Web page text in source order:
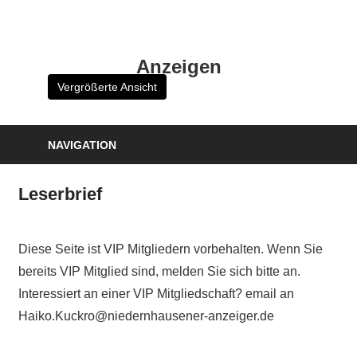
Anzeigen
Vergrößerte Ansicht
NAVIGATION
Leserbrief
Diese Seite ist VIP Mitgliedern vorbehalten. Wenn Sie
bereits VIP Mitglied sind, melden Sie sich bitte an.
Interessiert an einer VIP Mitgliedschaft? email an
Haiko.Kuckro@niedernhausener-anzeiger.de